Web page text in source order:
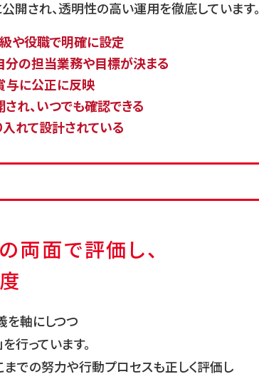
開され、透明性の高い運用を徹底しています。
や役職で明確に設定
分の担当業務や目標が決まる
与に公正に反映
れ、いつでも確認できる
れて設計されている
両面で評価し、
を軸にしつつ
行っています。
までの努力や行動プロセスも正しく評価し